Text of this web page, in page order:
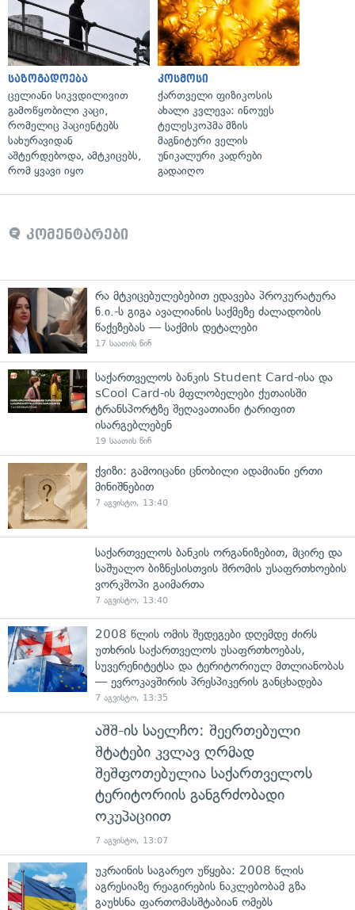
საზოგადოება
ცელიანი სიკვდილივით
გამოწყობილი კაცი,
რომელიც პაციენტებს
სახურავიდან
აშტერდებოდა, ამტკიცებს,
რომ ყვავი იყო
კოსმოსი
ქართველი ფიზიკოსის
ახალი კვლევა: ინოუეს
ტელესკოპმა მზის
მაგნიტური ველის
უნიკალური კადრები
გადაიღო
კომენტარები
რა მტკიცებულებებით ედავება პროკურატურა
ნ.ი.-ს გიგა ავალიანის საქმეზე ძალადობის
წაქეზებას — საქმის დეტალები
17 საათის წინ
საქართველოს ბანკის Student Card-ისა და
sCool Card-ის მფლობელები ქუთაისში
ტრანსპორტზე შეღავათიანი ტარიფით
ისარგებლებენ
19 საათის წინ
ქვიზი: გამოიცანი ცნობილი ადამიანი ერთი
მინიშნებით
7 აგვისტო, 13:40
საქართველოს ბანკის ორგანიზებით, მცირე და
საშუალო ბიზნესისთვის შრომის უსაფრთხოების
ვორკშოპი გაიმართა
7 აგვისტო, 13:40
2008 წლის ომის შედეგები დღემდე ძირს
უთხრის საქართველოს უსაფრთხოებას,
სუვერენიტეტსა და ტერიტორიულ მთლიანობას
— ევროკავშირის პრესპიკერის განცხადება
7 აგვისტო, 13:35
აშშ-ის საელჩო: შეერთებული
შტატები კვლავ ღრმად
შეშფოთებულია საქართველოს
ტერიტორიის განგრძობადი
ოკუპაციით
7 აგვისტო, 13:07
უკრაინის საგარეო უწყება: 2008 წლის
აგრესიაზე რეაგირების ნაკლებობამ გზა
გაუხსნა ფართომასშტაბიან ომებს